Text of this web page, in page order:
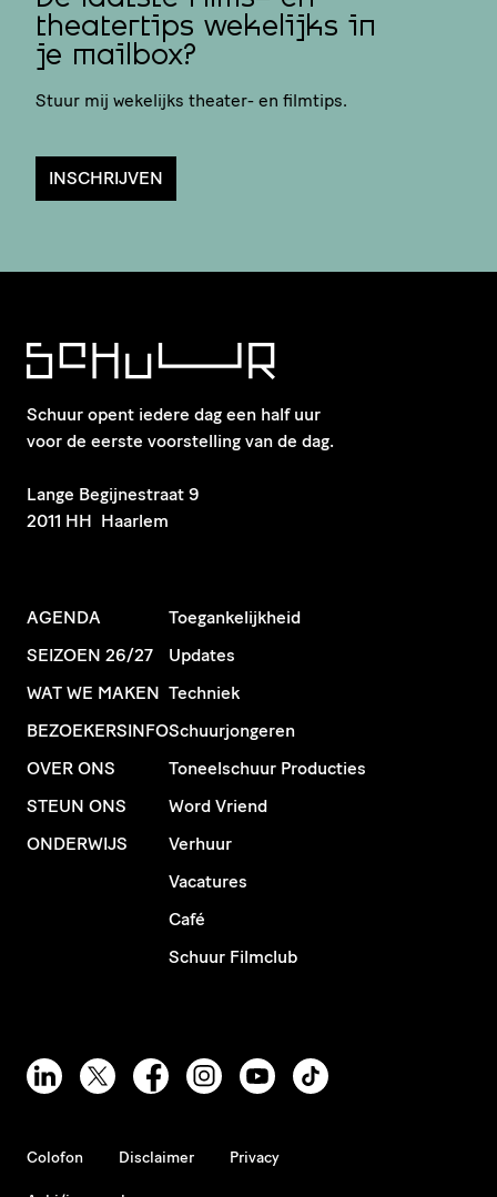
theatertips wekelijks in
je mailbox?
Stuur mij wekelijks theater- en filmtips.
INSCHRIJVEN
Schuur opent iedere dag een half uur
voor de eerste voorstelling van de dag.
​Lange Begijnestraat 9
2011 HH Haarlem
AGENDA
SEIZOEN 26/27
WAT WE MAKEN
BEZOEKERSINFO
OVER ONS
STEUN ONS
ONDERWIJS
Toegankelijkheid
Updates
Techniek
Schuurjongeren
Toneelschuur Producties
Word Vriend
Verhuur
Vacatures
Café
Schuur Filmclub
Colofon Disclaimer Privacy